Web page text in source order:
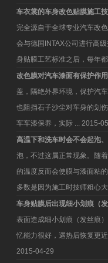
车衣裳的车身改色贴膜施工
完全源自于全球专业汽车改
会与德国INTAX公司进行高
身贴膜工艺标准之后，每年
改色膜对汽车漆面有保护作
盖，隔绝外界环境，保护汽
也阻挡石子沙尘对车身的划
车车漆保养，实际 ... 2015-
高温下和洗车时会不会起泡
泡，不过这属正常现象。随
的温度反而会使膜与漆面粘
多数是因为施工时技师粗心
车身贴膜后出现细小划痕（
表面造成细小划痕（发丝痕
忆能力很好，遇热后恢复更
2015-04-29